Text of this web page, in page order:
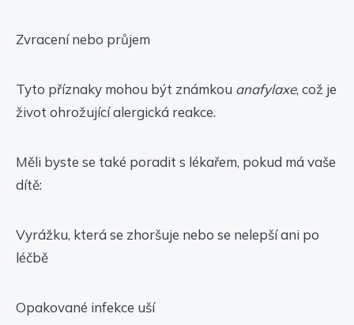
Zvracení nebo průjem
Tyto příznaky mohou být známkou anafylaxe, což je
život ohrožující alergická reakce.
Měli byste se také poradit s lékařem, pokud má vaše
dítě:
Vyrážku, která se zhoršuje nebo se nelepší ani po
léčbě
Opakované infekce uší